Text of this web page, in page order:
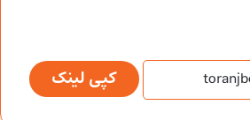
کپی لینک